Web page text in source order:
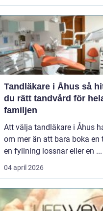
Tandläkare i Åhus så hittar
du rätt tandvård för
familjen
Att välja tandläkare i Åhus
om mer än att bara boka en
en fyllning lossnar eller en ...
04 april 2026